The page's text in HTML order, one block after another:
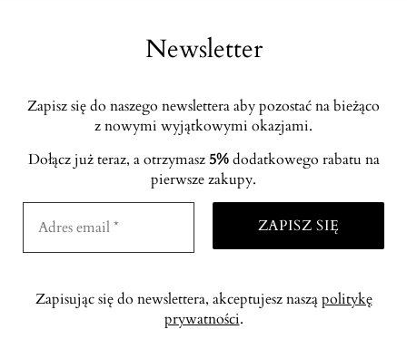
Newsletter
Zapisz się do naszego newslettera aby pozostać na bieżąco
z nowymi wyjątkowymi okazjami.
Dołącz już teraz, a otrzymasz 5%dodatkowego rabatu na
pierwsze zakupy.
Zapisując się do newslettera, akceptujesz nasząpolitykę
prywatności.